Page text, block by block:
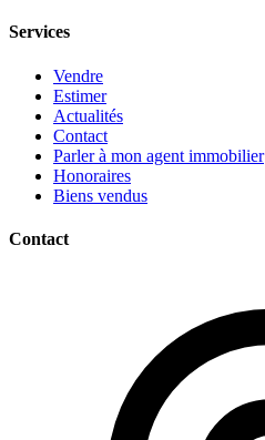
Services
Vendre
Estimer
Actualités
Contact
Parler à mon agent immobilier
Honoraires
Biens vendus
Contact